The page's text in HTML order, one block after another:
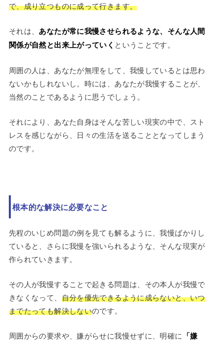
で、成り立つものに成って行きます。
それは、あなたが常に我慢させられるような、そんな人間
関係が自然と出来上がっていく ということです。
周囲の人は、あなたが無理をして、我慢しているとは思わ
ないかもしれないし。時には、あなたが我慢することが、
当然のことであるように思うでしょう。
それにより、あなた自身はそんな苦しい現実の中で、スト
レスを感じながら、日々の生活を送ることとなってしまう
のです。
根本的な解決に必要なこと
先程のいじめ問題の例を見ても解るように、我慢ばかりし
ていると、さらに我慢を強いられるような、そんな現実が
作られていきます。
その人が我慢することで起きる問題は、その本人が我慢で
きなくなって、 自分を優先できるように成らないと、いつ
までたっても解決しないのです。
周囲からの要求や、嫌がらせに我慢せずに、明確に 「嫌